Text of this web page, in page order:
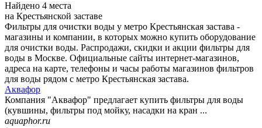
Найдено 4 места
на Крестьянской заставе
Фильтры для очистки воды у метро Крестьянская застава -
магазины и компании, в которых можно купить оборудование
для очистки воды. Распродажи, скидки и акции фильтры для
воды в Москве. Официальные сайты интернет-магазинов,
адреса на карте, телефоны и часы работы магазинов фильтров
для воды рядом с метро Крестьянская застава.
Аквафор
Компания "Аквафор" предлагает купить фильтры для воды
(кувшины, фильтры под мойку, насадки на кран ...
aquaphor.ru